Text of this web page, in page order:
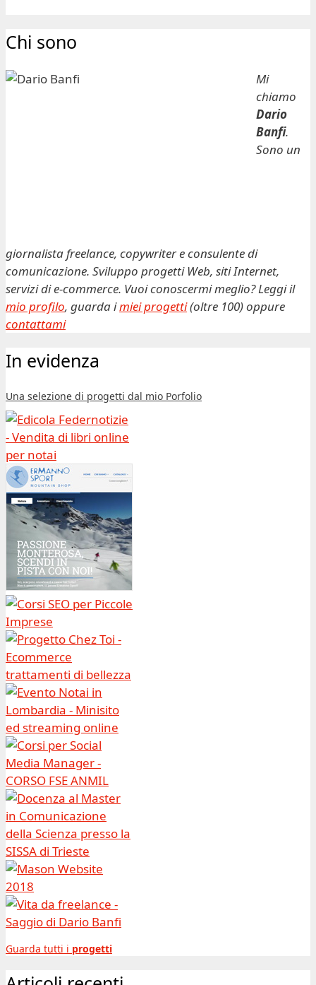
Chi sono
Mi
chiamo
Dario
Banfi.
Sono un
giornalista freelance, copywriter e consulente di
comunicazione. Sviluppo progetti Web, siti Internet,
servizi di e-commerce. Vuoi conoscermi meglio? Leggi il
mio profilo, guarda imiei progetti(oltre 100) oppure
contattami
In evidenza
Una selezione di progetti dal mio Porfolio
Guarda tutti i progetti